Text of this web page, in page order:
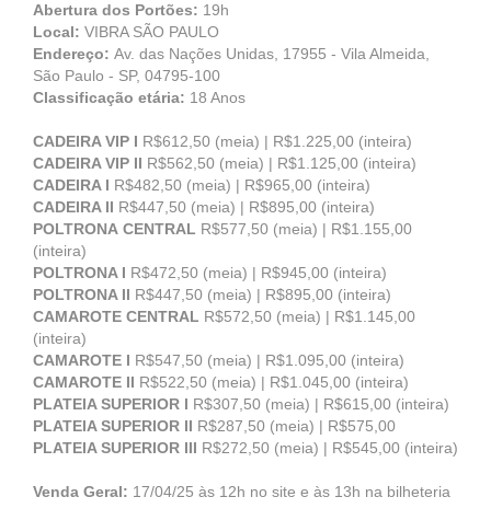
Abertura dos Portões: 19h
Local: VIBRA SÃO PAULO
Endereço: Av. das Nações Unidas, 17955 - Vila Almeida,
São Paulo - SP, 04795-100
Classificação etária: 18 Anos
CADEIRA VIP I R$612,50 (meia) | R$1.225,00 (inteira)
CADEIRA VIP II R$562,50 (meia) | R$1.125,00 (inteira)
CADEIRA I R$482,50 (meia) | R$965,00 (inteira)
CADEIRA II R$447,50 (meia) | R$895,00 (inteira)
POLTRONA CENTRAL R$577,50 (meia) | R$1.155,00
(inteira)
POLTRONA I R$472,50 (meia) | R$945,00 (inteira)
POLTRONA II R$447,50 (meia) | R$895,00 (inteira)
CAMAROTE CENTRAL R$572,50 (meia) | R$1.145,00
(inteira)
CAMAROTE I R$547,50 (meia) | R$1.095,00 (inteira)
CAMAROTE II R$522,50 (meia) | R$1.045,00 (inteira)
PLATEIA SUPERIOR I R$307,50 (meia) | R$615,00 (inteira)
PLATEIA SUPERIOR II R$287,50 (meia) | R$575,00
PLATEIA SUPERIOR III R$272,50 (meia) | R$545,00 (inteira)
Venda Geral: 17/04/25 às 12h no site e às 13h na bilheteria